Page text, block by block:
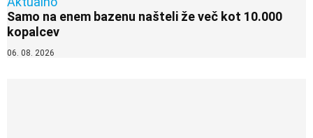
Samo na enem bazenu našteli že več kot 10.000
kopalcev
06. 08. 2026